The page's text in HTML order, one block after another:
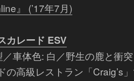
』 (’17年7月)
カレード ESV
車体色: 白／野生の鹿と衝
の高級レストラン「Craig’s